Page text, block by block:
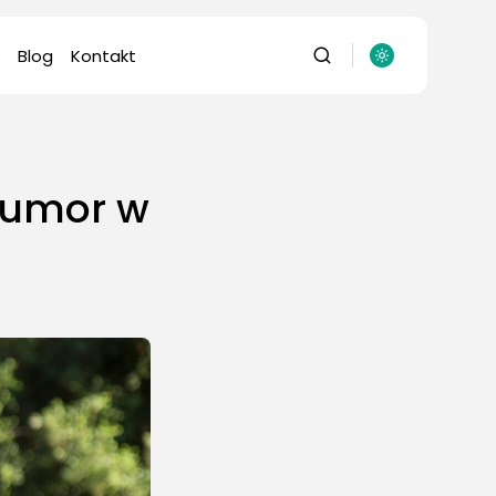
Blog Kontakt
w